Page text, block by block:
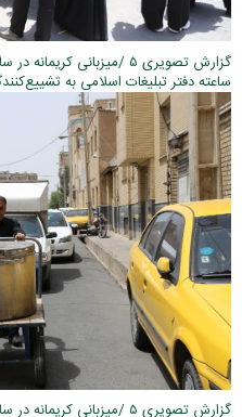
ساعته دفتر تبلیغات اسلامی به